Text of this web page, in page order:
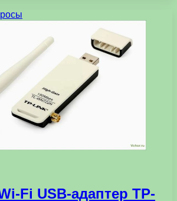
Fi USB-адаптер TP-